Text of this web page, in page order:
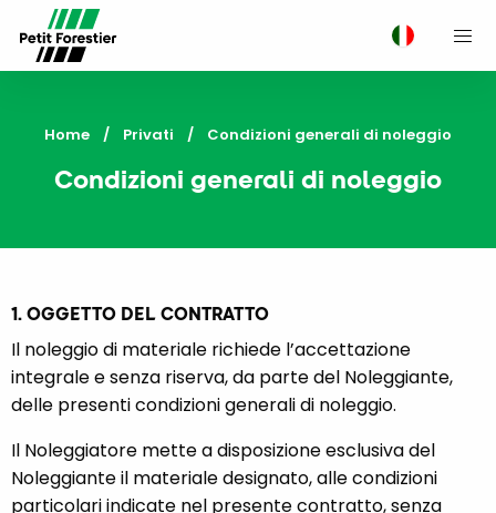
Home Privati Current:
Condizioni generali di noleggio
Condizioni generali di noleggio
1. OGGETTO DEL CONTRATTO
Il noleggio di materiale richiede l’accettazione
integrale e senza riserva, da parte del Noleggiante,
delle presenti condizioni generali di noleggio.
Il Noleggiatore mette a disposizione esclusiva del
Noleggiante il materiale designato, alle condizioni
particolari indicate nel presente contratto, senza